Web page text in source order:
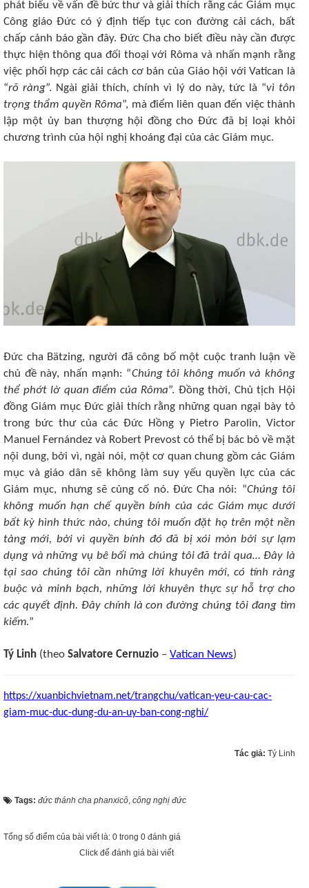
phát biểu về vấn đề bức thư và giải thích rằng các Giám mục
Công giáo Đức có ý định tiếp tục con đường cải cách, bất
chấp cảnh báo gần đây. Đức Cha cho biết điều này cần được
thực hiện thông qua đối thoại với Rôma và nhấn mạnh rằng
việc phối hợp các cải cách cơ bản của Giáo hội với Vatican là
“rõ ràng”. Ngài giải thích, chính vì lý do này, tức là “vì tôn
trọng thẩm quyền Rôma”, mà điểm liên quan đến việc thành
lập một ủy ban thượng hội đồng cho Đức đã bị loại khỏi
chương trình của hội nghị khoáng đại của các Giám mục.
Đức cha Bätzing, người đã công bố một cuộc tranh luận về
chủ đề này, nhấn mạnh: “Chúng tôi không muốn và không
thể phớt lờ quan điểm của Rôma”. Đồng thời, Chủ tịch Hội
đồng Giám mục Đức giải thích rằng những quan ngại bày tỏ
trong bức thư của các Đức Hồng y Pietro Parolin, Victor
Manuel Fernández và Robert Prevost có thể bị bác bỏ về mặt
nội dung, bởi vì, ngài nói, một cơ quan chung gồm các Giám
mục và giáo dân sẽ không làm suy yếu quyền lực của các
Giám mục, nhưng sẽ củng cố nó. Đức Cha nói: “Chúng tôi
không muốn hạn chế quyền bính của các Giám mục dưới
bất kỳ hình thức nào, chúng tôi muốn đặt họ trên một nền
tảng mới, bởi vì quyền bính đó đã bị xói mòn bởi sự lạm
dụng và những vụ bê bối mà chúng tôi đã trải qua… Đây là
tại sao chúng tôi cần những lời khuyên mới, có tính ràng
buộc và minh bạch, những lời khuyên thực sự hỗ trợ cho
các quyết định. Đây chính là con đường chúng tôi đang tìm
kiếm.”
Tý Linh (theo Salvatore Cernuzio – Vatican News)
https://xuanbichvietnam.net/trangchu/vatican-yeu-cau-cac-
giam-muc-duc-dung-du-an-uy-ban-cong-nghi/
Tác giả: Tý Linh
Tags: đức thánh cha phanxicô, công nghị đức
Tổng số điểm của bài viết là: 0 trong 0 đánh giá
Click để đánh giá bài viết